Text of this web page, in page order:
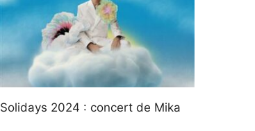
Solidays 2024 : concert de Mika